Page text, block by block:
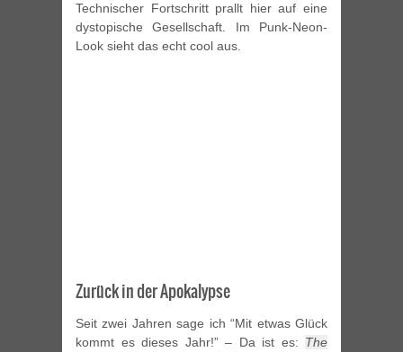
Technischer Fortschritt prallt hier auf eine
dystopische Gesellschaft. Im Punk-Neon-
Look sieht das echt cool aus.
Zurück in der Apokalypse
Seit zwei Jahren sage ich “Mit etwas Glück
kommt es dieses Jahr!” – Da ist es: The